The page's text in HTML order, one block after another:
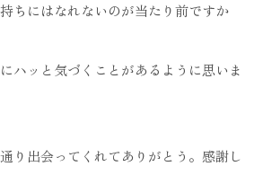
ちにはなれないのが当たり前ですか
ハッと気づくことがあるように思いま
り出会ってくれてありがとう。感謝し